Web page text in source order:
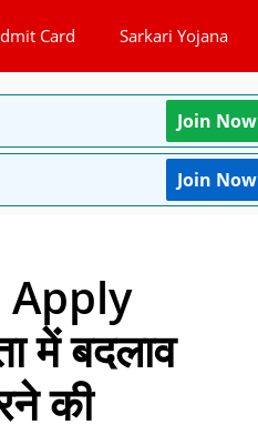
Card Sarkari Yojana
Join Now
Join Now
Apply
में बदलाव
की